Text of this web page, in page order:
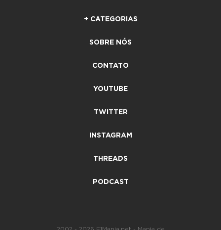
+ CATEGORIAS
SOBRE NÓS
CONTATO
YOUTUBE
TWITTER
INSTAGRAM
THREADS
PODCAST
2002 - 2026 F1Mania.net - Mania de